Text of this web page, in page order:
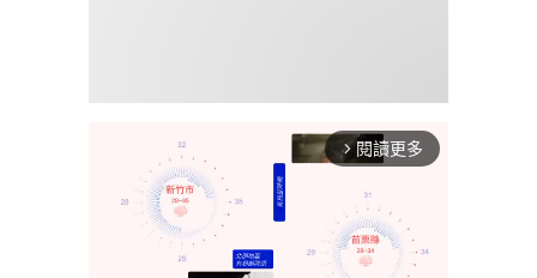
arrow_forward_ios 閱讀更多